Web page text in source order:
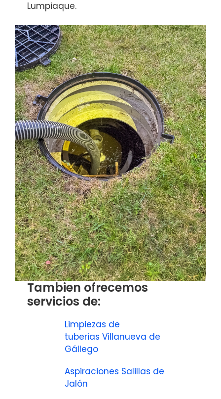
Lumpiaque.
Tambien ofrecemos
servicios de:
Limpiezas de
tuberias Villanueva de
Gállego
Aspiraciones Salillas de
Jalón